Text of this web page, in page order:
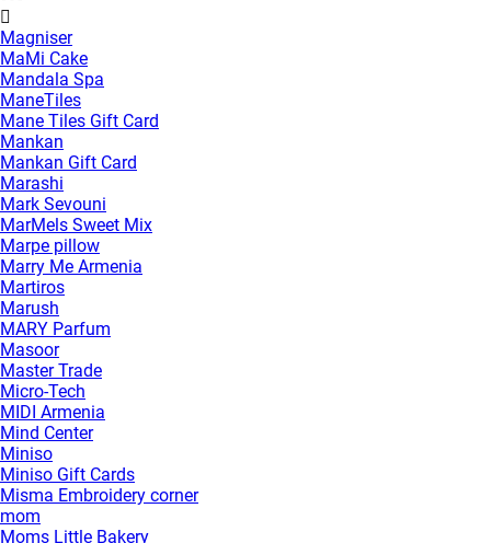
Magniser
MaMi Cake
Mandala Spa
ManeTiles
Mane Tiles Gift Card
Mankan
Mankan Gift Card
Marashi
Mark Sevouni
MarMels Sweet Mix
Marpe pillow
Marry Me Armenia
Martiros
Marush
MARY Parfum
Masoor
Master Trade
Micro-Tech
MIDI Armenia
Mind Center
Miniso
Miniso Gift Cards
Misma Embroidery corner
mom
Moms Little Bakery